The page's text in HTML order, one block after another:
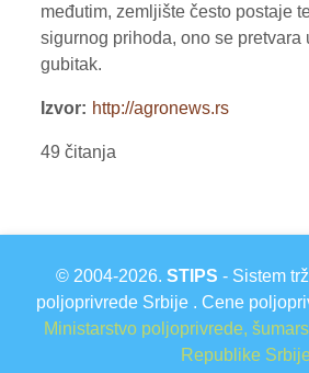
međutim, zemljište često postaje
sigurnog prihoda, ono se pretvara
gubitak.
Izvor http://agronews.rs
49 čitanja
© 2004-2026. STIPS - Sistem
poljoprivrede Srbije . Cene
Ministarstvo poljoprivrede,
Republike